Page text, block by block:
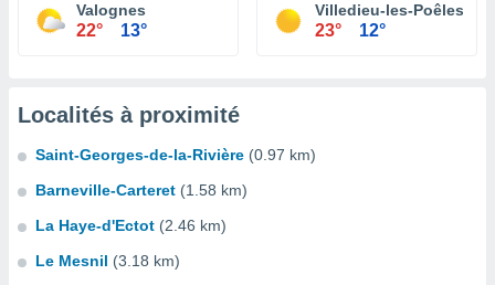
Valognes
22° 13°
Villedieu-les-Poêles
23° 12°
Localités à proximité
Saint-Georges-de-la-Rivière (0.97 km)
Barneville-Carteret (1.58 km)
La Haye-d'Ectot (2.46 km)
Le Mesnil (3.18 km)